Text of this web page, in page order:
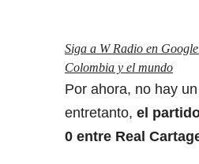
Siga a W Radio en
Colombia y el mundo
Por ahora, no hay
entretanto, el
0 entre Real